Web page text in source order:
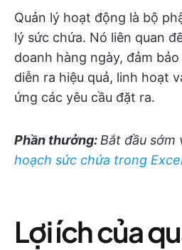
Quản lý hoạt động là bộ
lý sức chứa. Nó liên quan
doanh hàng ngày, đảm
diễn ra hiệu quả, linh hoạt
ứng các yêu cầu đặt ra.
Phần thưởng: Bắt đầu sớm
hoạch sức chứa trong
Lợi ích của